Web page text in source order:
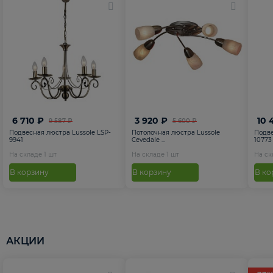
9 587 ₽
6 710 ₽
Подвесная люстра Lussole LSP-
9941
На складе 1 шт
В корзину
5 600 ₽
3 920 ₽
Потолочная люстра Lussole
Cevedale ...
На складе 1 шт
В корзину
10
10773
На
В
АКЦИИ